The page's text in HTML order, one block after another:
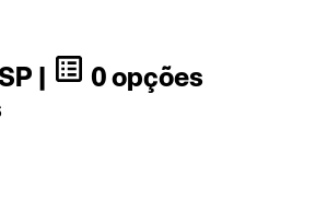
|
0 opções